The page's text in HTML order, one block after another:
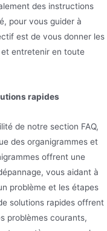
des instructions
pour vous guider à
est de vous donner les
entretenir en toute
rapides
de notre section FAQ,
des organigrammes et
offrent une
vous aidant à
problème et les étapes
solutions rapides offrent
problèmes courants,